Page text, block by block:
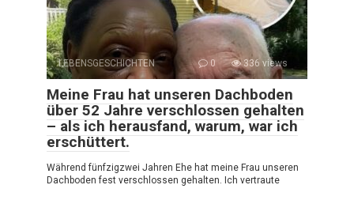
LEBENSGESCHICHTEN 0 336 views
Meine Frau hat unseren Dachboden
über 52 Jahre verschlossen gehalten
– als ich herausfand, warum, war ich
erschüttert.
Während fünfzig­zwei Jahren Ehe hat meine Frau unseren
Dachboden fest verschlossen gehalten. Ich vertraute